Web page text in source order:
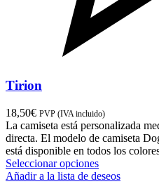
Tirion
18,50€ PVP (IVA incluido)
La camiseta está personalizada
directa. El modelo de camiseta
está disponible en todos los
Seleccionar opciones
Añadir a la lista de deseos